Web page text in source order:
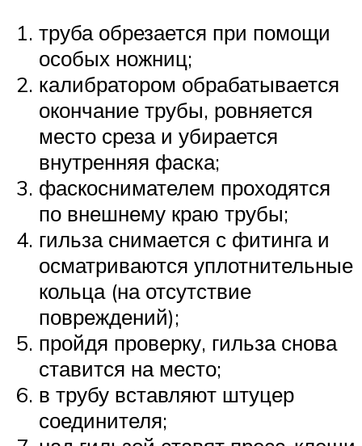
труба обрезается при помощи
особых ножниц;
калибратором обрабатывается
окончание трубы, ровняется
место среза и убирается
внутренняя фаска;
фаскоснимателем проходятся
по внешнему краю трубы;
гильза снимается с фитинга и
осматриваются уплотнительные
кольца (на отсутствие
повреждений);
пройдя проверку, гильза снова
ставится на место;
в трубу вставляют штуцер
соединителя;